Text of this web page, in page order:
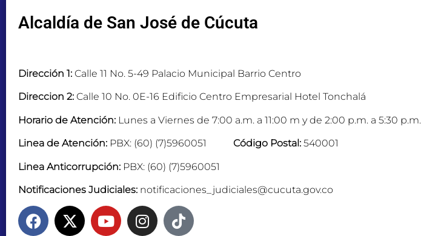
Alcaldía de San José de Cúcuta
Dirección 1: Calle 11 No. 5-49 Palacio Municipal Barrio Centro
Direccion 2: Calle 10 No. 0E-16 Edificio Centro Empresarial Hotel Tonchalá
Horario de Atención: Lunes a Viernes de 7:00 a.m. a 11:00 m y de 2:00 p.m. a 5:30 p.m.
Linea de Atención: PBX: (60) (7)5960051 Código Postal: 540001
Linea Anticorrupción: PBX: (60) (7)5960051
Notificaciones Judiciales: notificaciones_judiciales@cucuta.gov.co